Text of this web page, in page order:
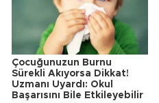
Çocuğunuzun Burnu
Sürekli Akıyorsa Dikkat!
Uzmanı Uyardı: Okul
Başarısını Bile Etkileyebilir